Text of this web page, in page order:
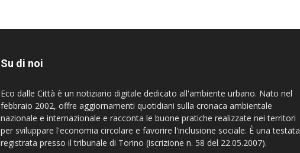
Su di noi
Eco dalle Città è un notiziario digitale dedicato all'ambiente urbano. Nato nel
febbraio 2002, offre aggiornamenti quotidiani sulla cronaca ambientale
nazionale e internazionale e racconta le buone pratiche realizzate nei territori
per sviluppare l'economia circolare e favorire l'inclusione sociale. È una testata
registrata presso il tribunale di Torino (iscrizione n. 58 del 22.05.2007).